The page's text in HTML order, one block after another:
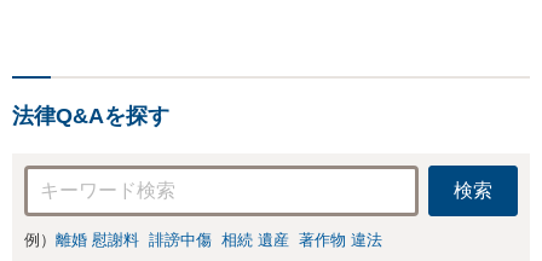
応・納得できる解決を」
法律Q&Aを探す
検索
例） 離婚 慰謝料 誹謗中傷 相続 遺産 著作物 違法